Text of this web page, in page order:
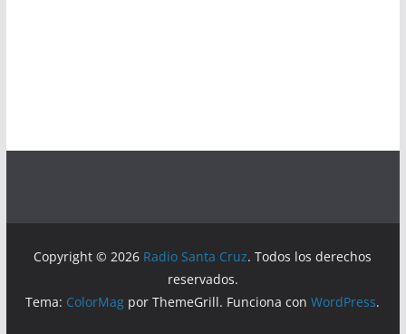
Copyright © 2026 Radio Santa Cruz. Todos los derechos
reservados.
Tema: ColorMag por ThemeGrill. Funciona conWordPress.